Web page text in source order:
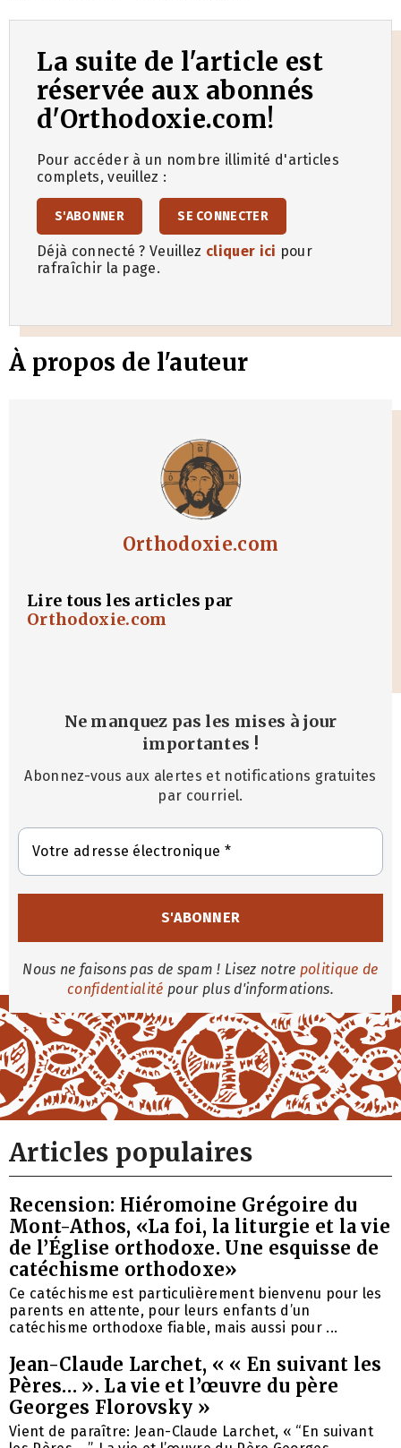
La suite de l'article est
réservée aux abonnés
d'Orthodoxie.com!
Pour accéder à un nombre illimité d'articles
complets, veuillez :
S'ABONNER SE CONNECTER
Déjà connecté ? Veuillez cliquer ici pour
rafraîchir la page.
À propos de l'auteur
Orthodoxie.com
Lire tous les articles par
Orthodoxie.com
Ne manquez pas les mises à jour
importantes !
Abonnez-vous aux alertes et notifications gratuites
par courriel.
Nous ne faisons pas de spam ! Lisez notre politique de
confidentialité pour plus d'informations.
Articles populaires
Recension: Hiéromoine Grégoire du
Mont-Athos, «La foi, la liturgie et la vie
de l’Église orthodoxe. Une esquisse de
catéchisme orthodoxe»
Ce catéchisme est particulièrement bienvenu pour les
parents en attente, pour leurs enfants d’un
catéchisme orthodoxe fiable, mais aussi pour ...
Jean-Claude Larchet, « « En suivant les
Pères… ». La vie et l’œuvre du père
Georges Florovsky »
Vient de paraître: Jean-Claude Larchet, « “En suivant